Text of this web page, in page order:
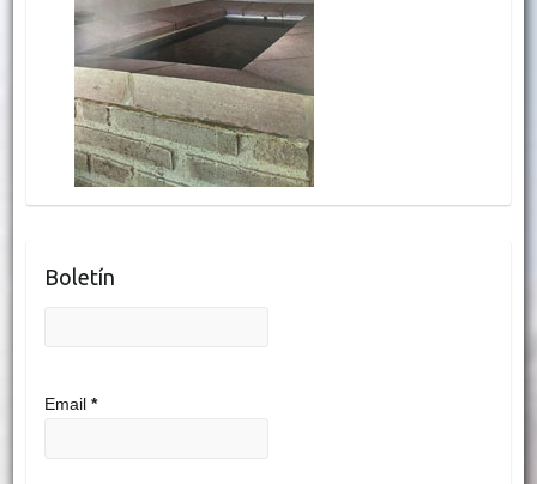
Boletín
Email *